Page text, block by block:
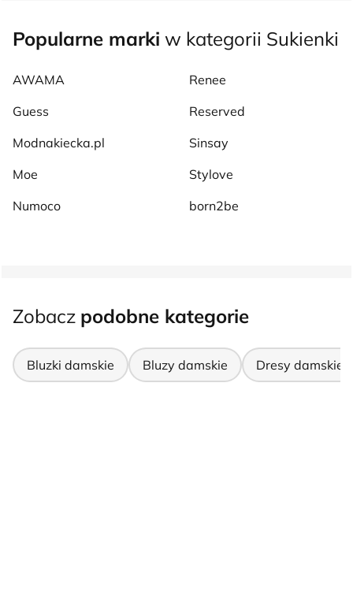
Popularne marki w kategorii Sukienki
AWAMA
Guess
Modnakiecka.pl
Moe
Numoco
Renee
Reserved
Sinsay
Stylove
born2be
Zobacz podobne kategorie
Bluzki damskie Bluzy damskie Dresy damskie